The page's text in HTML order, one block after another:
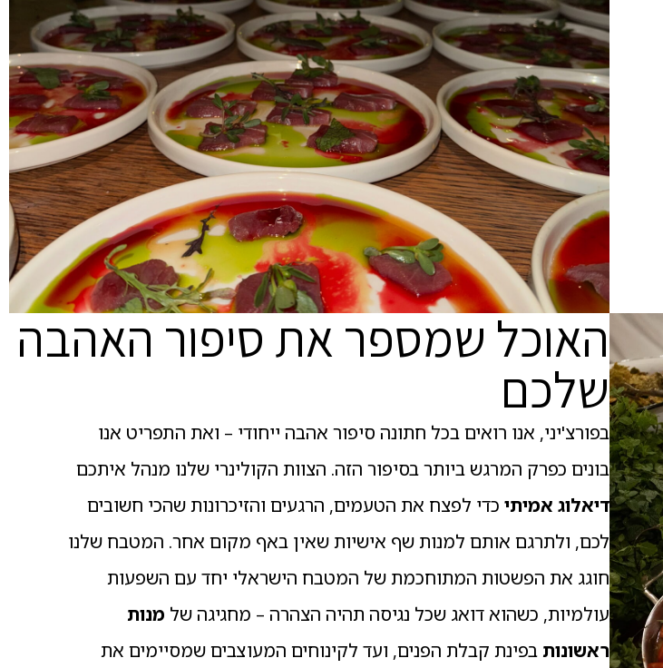
האוכל שמספר את סיפור האהבה
שלכם
בפורצ'יני, אנו רואים בכל חתונה סיפור אהבה ייחודי – ואת התפריט אנו
בונים כפרק המרגש ביותר בסיפור הזה. הצוות הקולינרי שלנו מנהל איתכם
דיאלוג אמיתי כדי לפצח את הטעמים, הרגעים והזיכרונות שהכי חשובים
לכם, ולתרגם אותם למנות שף אישיות שאין באף מקום אחר. המטבח שלנו
חוגג את הפשטות המתוחכמת של המטבח הישראלי יחד עם השפעות
עולמיות, כשהוא דואג שכל נגיסה תהיה הצהרה – מחגיגה של מנות
ראשונות בפינת קבלת הפנים, ועד לקינוחים המעוצבים שמסיימים את